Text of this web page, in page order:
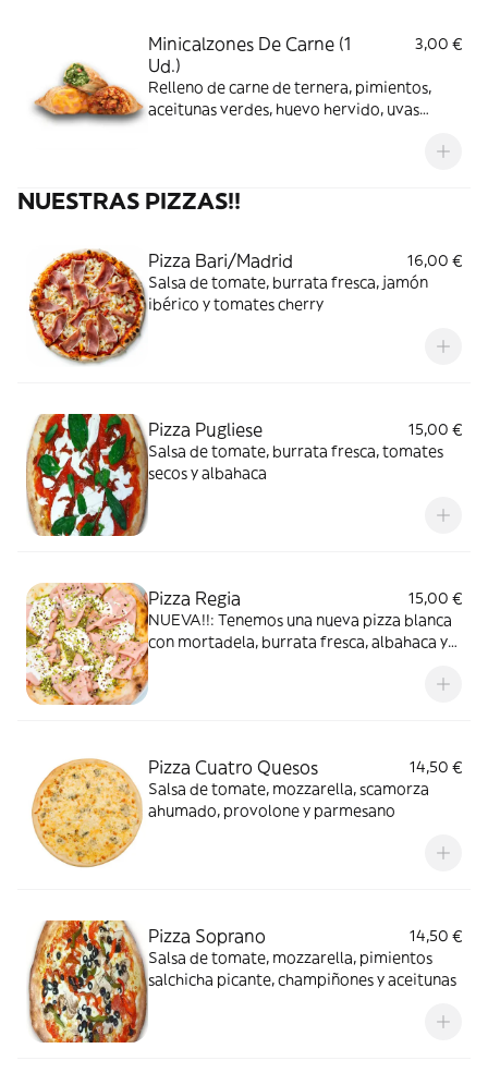
Minicalzones De Carne (1
Ud.)
3,00 €
Relleno de carne de ternera, pimientos,
aceitunas verdes, huevo hervido, uvas
NUESTRAS PIZZAS!!
Pizza Bari/Madrid
16,00 €
Salsa de tomate, burrata fresca, jamón
ibérico y tomates cherry
Pizza Pugliese
15,00 €
Salsa de tomate, burrata fresca, tomates
secos y albahaca
Pizza Regia
15,00 €
NUEVA!!: Tenemos una nueva pizza blanca
con mortadela, burrata fresca, albahaca y
Pizza Cuatro Quesos
14,50 €
Salsa de tomate, mozzarella, scamorza
ahumado, provolone y parmesano
Pizza Soprano
14,50 €
Salsa de tomate, mozzarella, pimientos
salchicha picante, champiñones y aceitunas